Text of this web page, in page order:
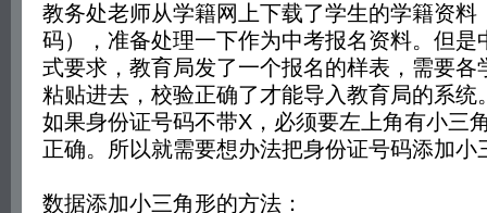
教务处老师从学籍网上下载了学生的学籍资料
码），准备处理一下作为中考报名资料。但是
式要求，教育局发了一个报名的样表，需要各
粘贴进去，校验正确了才能导入教育局的系统
如果身份证号码不带X，必须要左上角有小三
正确。所以就需要想办法把身份证号码添加小
数据添加小三角形的方法：